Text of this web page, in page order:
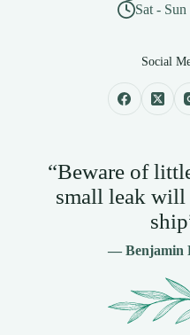
Sat -
Social
“Beware of
small leak will
— Benjamin